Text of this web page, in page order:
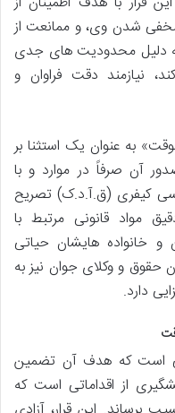
مخفی شدن وی، و ممانعت از
دلیل محدودیت های جدی
نیازمند دقت فراوان و
به عنوان یک استثنا بر
آن صرفاً در موارد و با
کیفری (ق.آ.د.ک) تصریح
مواد قانونی مرتبط با
و خانواده هایشان حیاتی
حقوق و وکلای جوان نیز به
دارد.
است که هدف آن تضمین
از اقداماتی است که